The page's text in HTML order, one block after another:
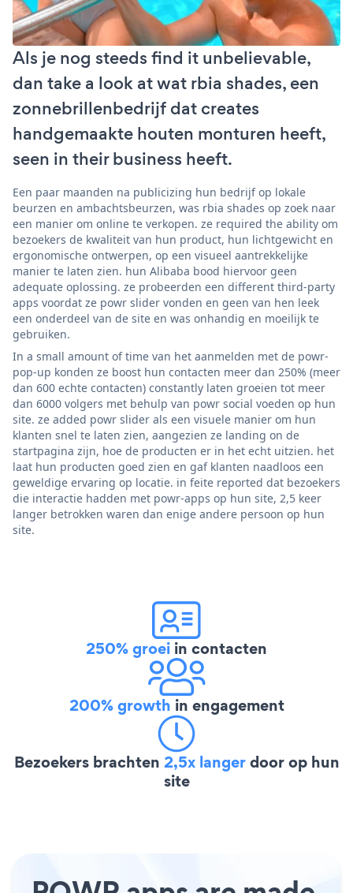
Als je nog steeds find it unbelievable,
dan take a look at wat rbia shades, een
zonnebrillenbedrijf dat creates
handgemaakte houten monturen heeft,
seen in their business heeft.
Een paar maanden na publicizing hun bedrijf op lokale
beurzen en ambachtsbeurzen, was rbia shades op zoek naar
een manier om online te verkopen. ze required the ability om
bezoekers de kwaliteit van hun product, hun lichtgewicht en
ergonomische ontwerpen, op een visueel aantrekkelijke
manier te laten zien. hun Alibaba bood hiervoor geen
adequate oplossing. ze probeerden een different third-party
apps voordat ze powr slider vonden en geen van hen leek
een onderdeel van de site en was onhandig en moeilijk te
gebruiken.
In a small amount of time van het aanmelden met de powr-
pop-up konden ze boost hun contacten meer dan 250% (meer
dan 600 echte contacten) constantly laten groeien tot meer
dan 6000 volgers met behulp van powr social voeden op hun
site. ze added powr slider als een visuele manier om hun
klanten snel te laten zien, aangezien ze landing on de
startpagina zijn, hoe de producten er in het echt uitzien. het
laat hun producten goed zien en gaf klanten naadloos een
geweldige ervaring op locatie. in feite reported dat bezoekers
die interactie hadden met powr-apps op hun site, 2,5 keer
langer betrokken waren dan enige andere persoon op hun
site.
250% groei in contacten
200% growth in engagement
Bezoekers brachten 2,5x langerdoor op hun
site